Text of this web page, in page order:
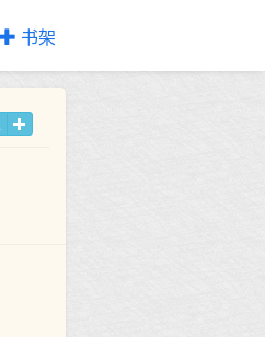
书架